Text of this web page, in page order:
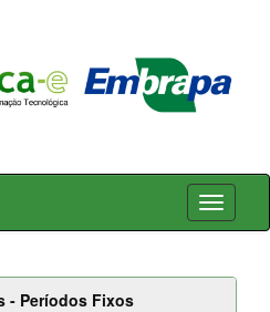
- Períodos Fixos